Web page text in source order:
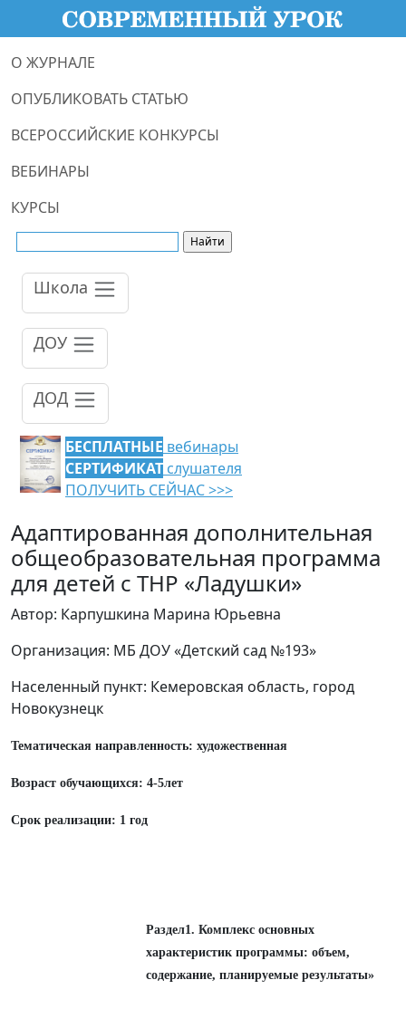
О ЖУРНАЛЕ
ОПУБЛИКОВАТЬ СТАТЬЮ
ВСЕРОССИЙСКИЕ КОНКУРСЫ
ВЕБИНАРЫ
КУРСЫ
Школа
ДОУ
ДОД
БЕСПЛАТНЫЕ вебинары
СЕРТИФИКАТ слушателя
ПОЛУЧИТЬ СЕЙЧАС >>>
Адаптированная дополнительная
общеобразовательная программа
для детей с ТНР «Ладушки»
Автор: Карпушкина Марина Юрьевна
Организация: МБ ДОУ «Детский сад №193»
Населенный пункт: Кемеровская область, город
Новокузнецк
Тематическая направленность: художественная
Возраст обучающихся: 4-5лет
Срок реализации: 1 год
Раздел1. Комплекс основных
характеристик программы: объем,
содержание, планируемые результаты»